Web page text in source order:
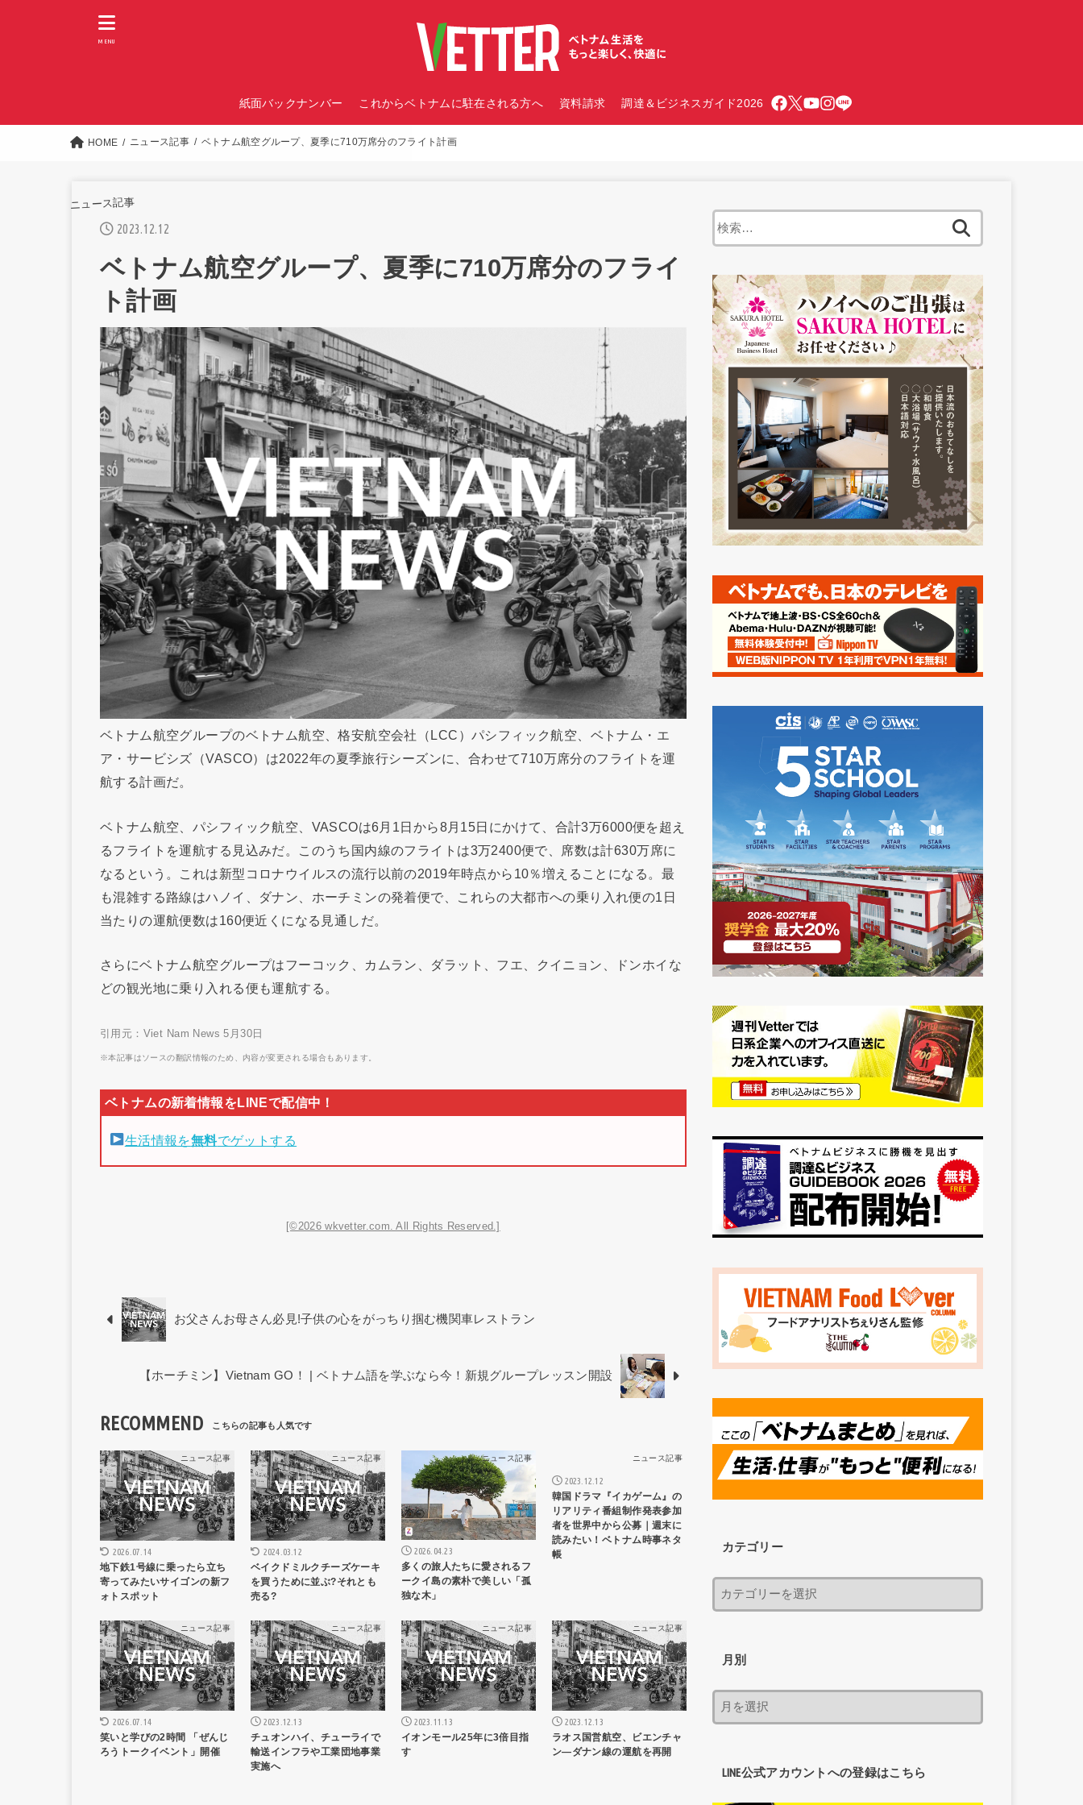
紙面バックナンバー これからベトナムに駐在される方へ 資料請求 調達＆ビジネスガイド2026
MENU
HOME ニュース記事 ベトナム航空グループ、夏季に710万席分のフライト計画
ニュース記事
2023.12.12
ベトナム航空グループ、夏季に710万席分のフライ
ト計画
ベトナム航空グループのベトナム航空、格安航空会社（LCC）パシフィック航空、ベトナム・エ
ア・サービシズ（VASCO）は2022年の夏季旅行シーズンに、合わせて710万席分のフライトを運
航する計画だ。
ベトナム航空、パシフィック航空、VASCOは6月1日から8月15日にかけて、合計3万6000便を超え
るフライトを運航する見込みだ。このうち国内線のフライトは3万2400便で、席数は計630万席に
なるという。これは新型コロナウイルスの流行以前の2019年時点から10％増えることになる。最
も混雑する路線はハノイ、ダナン、ホーチミンの発着便で、これらの大都市への乗り入れ便の1日
当たりの運航便数は160便近くになる見通しだ。
さらにベトナム航空グループはフーコック、カムラン、ダラット、フエ、クイニョン、ドンホイな
どの観光地に乗り入れる便も運航する。
引用元：Viet Nam News 5月30日
※本記事はソースの翻訳情報のため、内容が変更される場合もあります。
生活情報を無料でゲットする
[©2026 wkvetter.com. All Rights Reserved.]
お父さんお母さん必見!子供の心をがっちり掴む機関車レストラン
【ホーチミン】Vietnam GO！ | ベトナム語を学ぶなら今！新規グループレッスン開設
RECOMMEND
ニュース記事
2026.07.14
地下鉄1号線に乗ったら立ち
寄ってみたいサイゴンの新フ
ォトスポット
ニュース記事
2024.03.12
ベイクドミルクチーズケーキ
を買うために並ぶ?それとも
売る?
ニュース記事
2026.04.23
多くの旅人たちに愛されるフ
ークイ島の素朴で美しい「孤
独な木」
ニュース記事
2023.12.12
韓国ドラマ『イカゲーム』の
リアリティ番組制作発表参加
者を世界中から公募｜週末に
読みたい！ベトナム時事ネタ
帳
ニュース記事
2026.07.14
笑いと学びの2時間 「ぜんじ
ろうトークイベント」開催
ニュース記事
2023.12.13
チュオンハイ、チューライで
輸送インフラや工業団地事業
実施へ
ニュース記事
2023.11.13
イオンモール25年に3倍目指
す
ニュース記事
2023.12.13
ラオス国営航空、ビエンチャ
ン―ダナン線の運航を再開
カテゴリー
月別
LINE公式アカウントへの登録はこちら